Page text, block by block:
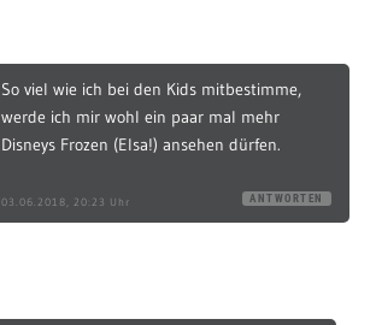
So viel wie ich bei den Kids mitbestimme,
werde ich mir wohl ein paar mal mehr
Disneys Frozen (Elsa!) ansehen dürfen.
03.06.2018, 20:23 Uhr ANTWORTEN